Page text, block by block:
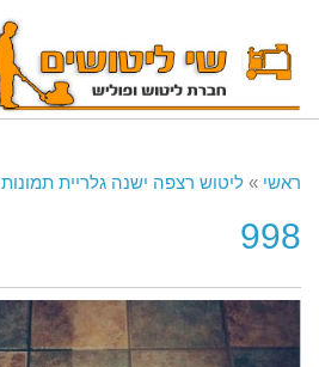
ראשי » ליטוש רצפה ישנה גלריית תמונות
998